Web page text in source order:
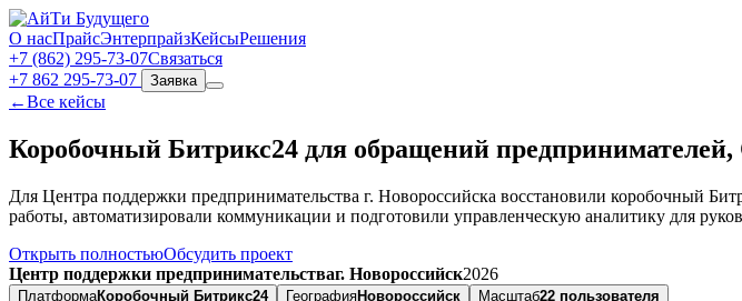
О насПрайсЭнтерпрайзКейсыРешения
+7 (862) 295‑73‑07Связаться
+7 862 295-73-07
Заявка
←Все кейсы
Коробочный Битрикс24 для обращений
Для Центра поддержки предпринимательства г. Новороссийска восстановили коробочный
работы, автоматизировали коммуникации и подготовили управленческую аналитику для
Открыть полностьюОбсудить проект
Центр поддержки предпринимательстваг. Новороссийск2026
ПлатформаКоробочный Битрикс24 ГеографияНовороссийск Масштаб22 пользователя